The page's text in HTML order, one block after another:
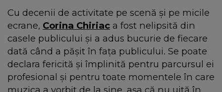
Cu decenii de activitate pe scenă și pe micile
ecrane, Corina Chiriac a fost nelipsită din
casele publicului și a adus bucurie de fiecare
dată când a pășit în fața publicului. Se poate
declara fericită și împlinită pentru parcursul ei
profesional și pentru toate momentele în care
muzica a vorbit de la sine, așa că nu uită în